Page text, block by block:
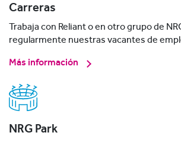
Carreras
Trabaja con Reliant o en otro grupo de
regularmente nuestras vacantes de
Más información
NRG Park